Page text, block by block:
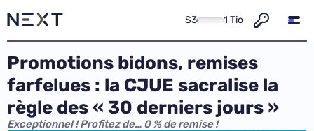
S3 1 Tio
Promotions bidons, remises
farfelues : la CJUE sacralise la
règle des « 30 derniers jours »
Exceptionnel ! Profitez de… 0 % de remise !